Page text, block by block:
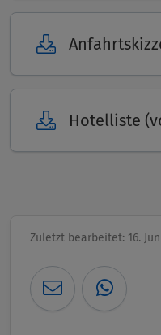
Hotelliste
Zuletzt bearbeitet: 16.